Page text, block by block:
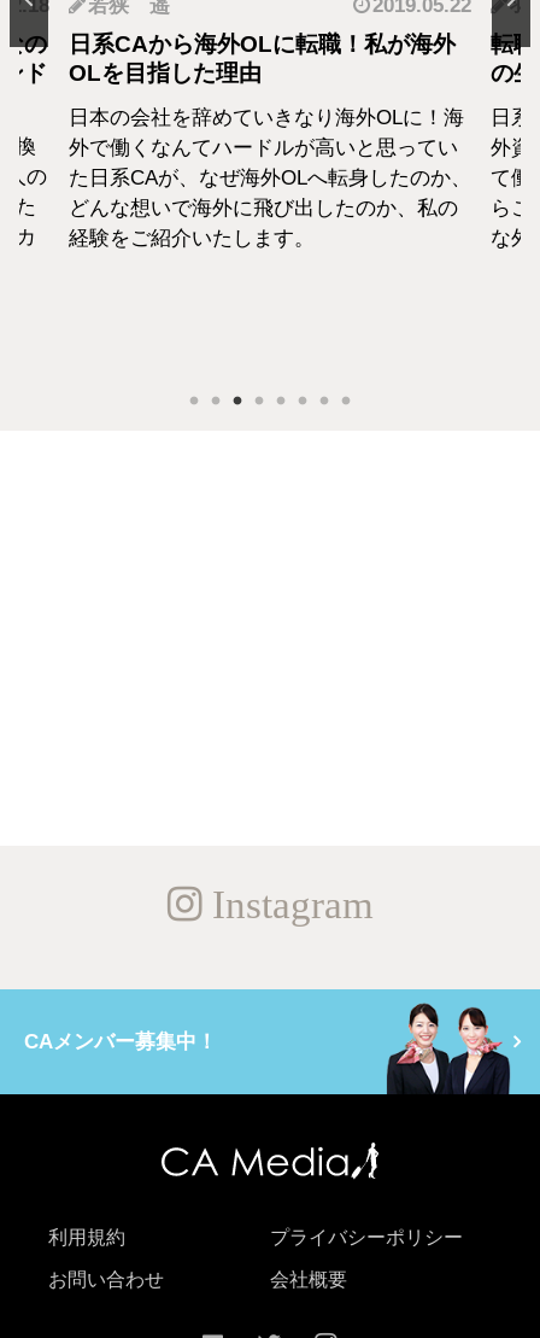
の
ド
換
人の
た
カ
若狭 遥 2019.05.22
日系CAから海外OLに転職！私が海外
OLを目指した理由
日本の会社を辞めていきなり海外OLに！海
外で働くなんてハードルが高いと思ってい
た日系CAが、なぜ海外OLへ転身したのか、
どんな想いで海外に飛び出したのか、私の
経験をご紹介いたします。
羽
転
の
日
外資
て働
らこ
な外
Instagram
CAメンバー募集中！
利用規約 プライバシーポリシー
お問い合わせ 会社概要